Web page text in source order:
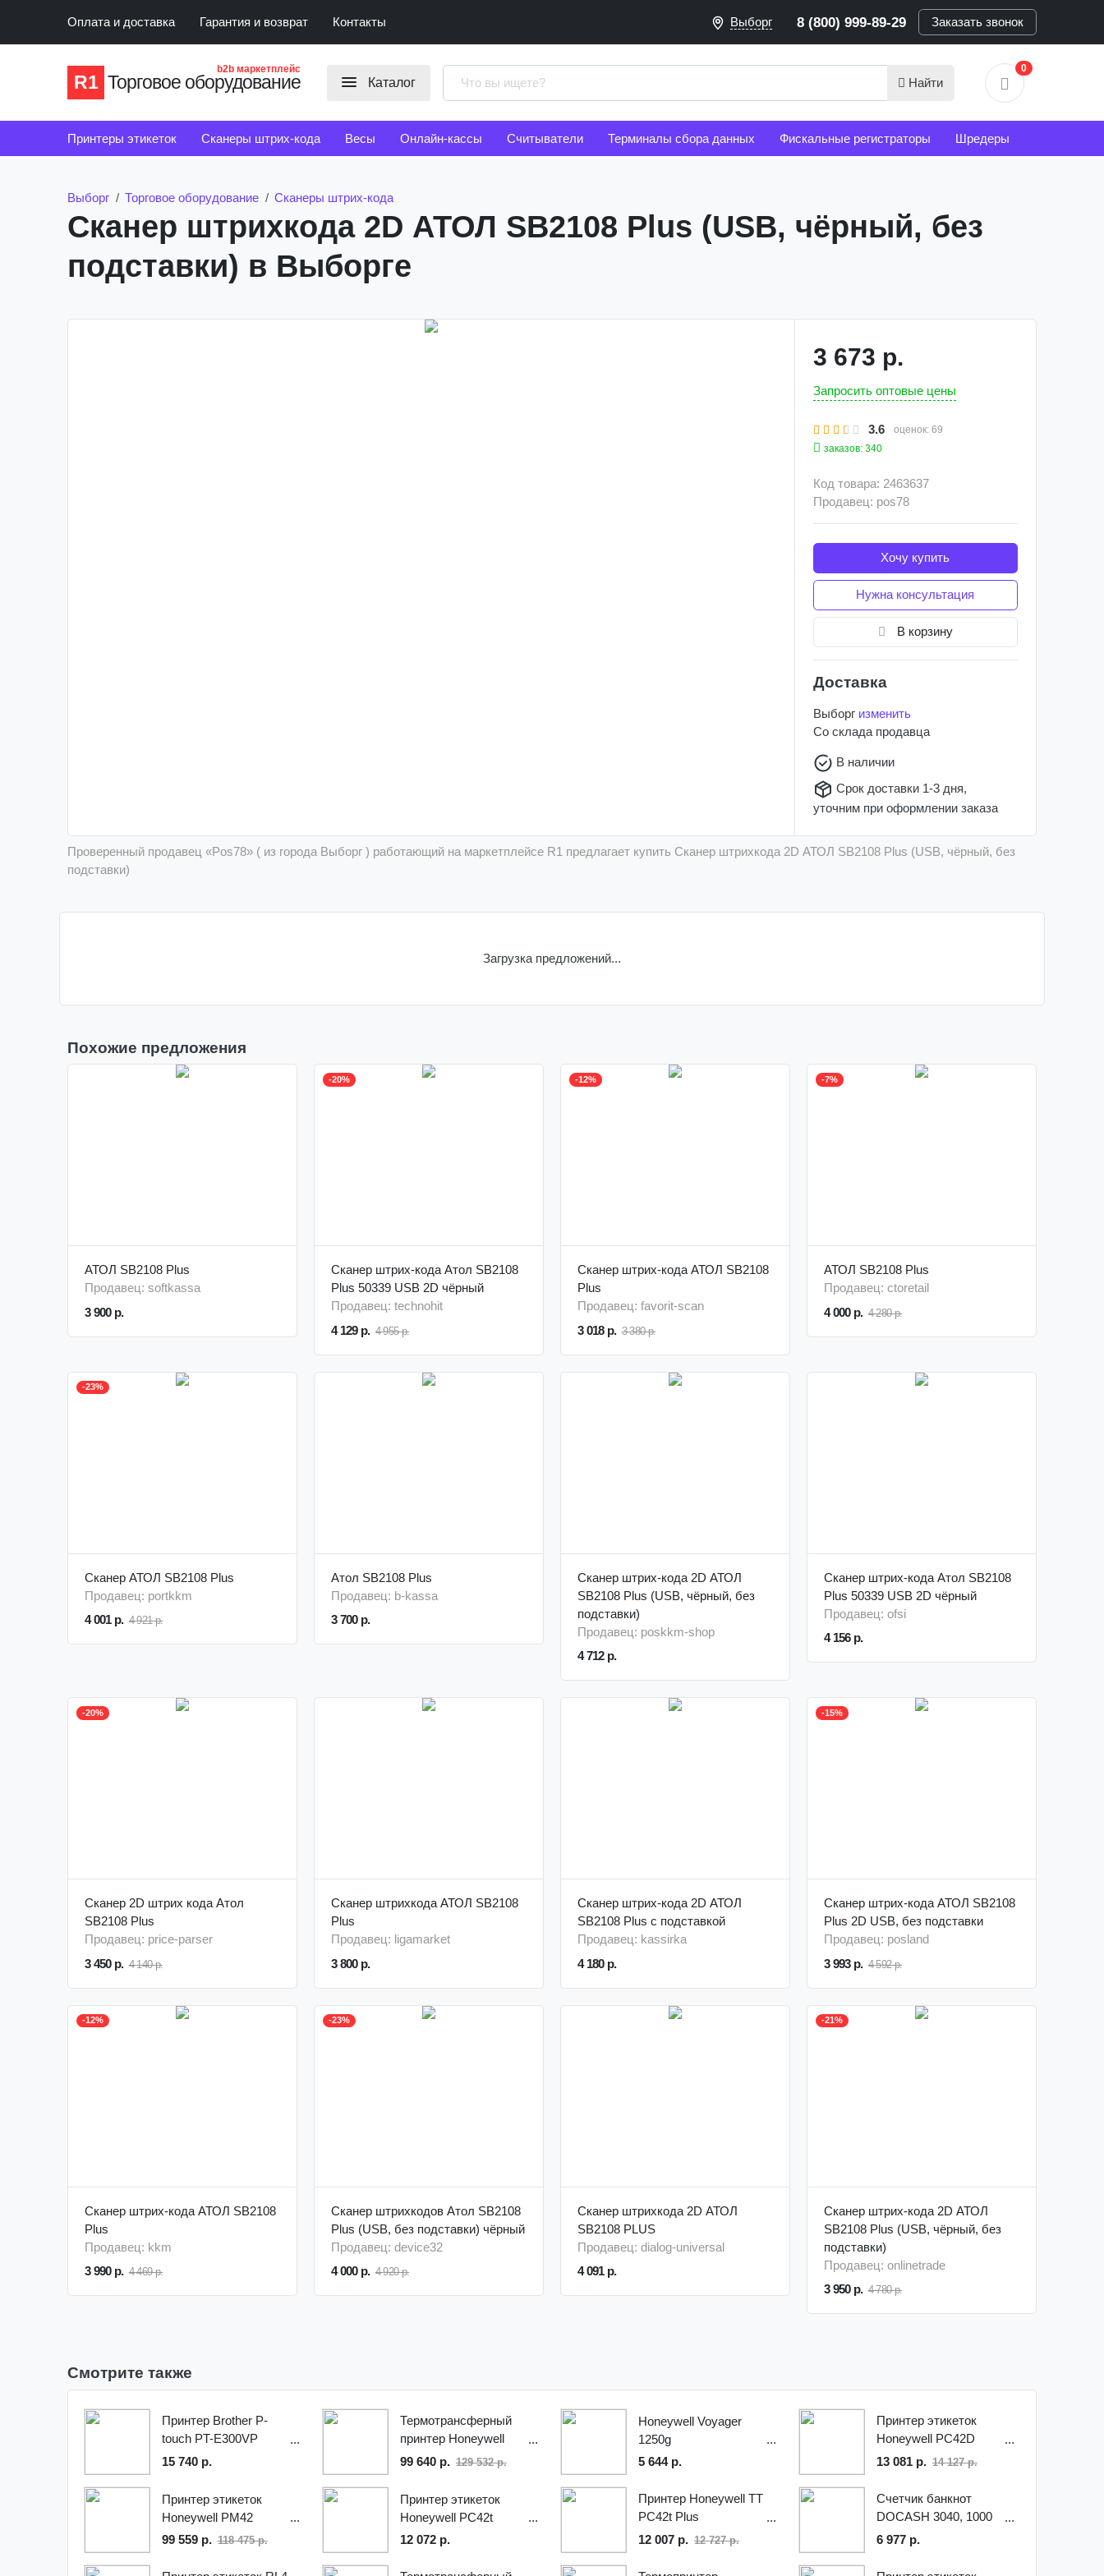
Оплата и доставка Гарантия и возврат Контакты Выборг 8 (800) 999-89-29 Заказать звонок
R1 Торговое оборудование
b2b маркетплейс
Каталог Найти
0
Принтеры этикеток Сканеры штрих-кода Весы Онлайн-кассы Считыватели Терминалы сбора данных Фискальные регистраторы Шредеры
Выборг Торговое оборудование Сканеры штрих-кода
Сканер штрихкода 2D АТОЛ SB2108 Plus (USB, чёрный, без
подставки) в Выборге
3 673 р.
Запросить оптовые цены
3.6 оценок: 69
заказов: 340
Код товара: 2463637
Продавец: pos78
Хочу купить
Нужна консультация
В корзину
Доставка
Выборг изменить
Со склада продавца
В наличии
Срок доставки 1-3 дня,
уточним при оформлении заказа
Проверенный продавец «Pos78» ( из города Выборг ) работающий на маркетплейсе R1 предлагает купить Сканер штрихкода 2D АТОЛ SB2108 Plus (USB, чёрный, без
подставки)
Загрузка предложений...
Похожие предложения
АТОЛ SB2108 Plus
Продавец: softkassa
3 900 р.
-20%
Сканер штрих-кода Атол SB2108
Plus 50339 USB 2D чёрный
Продавец: technohit
4 129 р. 4 955 р.
-12%
Сканер штрих-кода АТОЛ SB2108
Plus
Продавец: favorit-scan
3 018 р. 3 380 р.
-7%
АТОЛ SB2108 Plus
Продавец: ctoretail
4 000 р. 4 280 р.
-23%
Сканер АТОЛ SB2108 Plus
Продавец: portkkm
4 001 р. 4 921 р.
Атол SB2108 Plus
Продавец: b-kassa
3 700 р.
Сканер штрих-кода 2D АТОЛ
SB2108 Plus (USB, чёрный, без
подставки)
Продавец: poskkm-shop
4 712 р.
Сканер штрих-кода Атол SB2108
Plus 50339 USB 2D чёрный
Продавец: ofsi
4 156 р.
-20%
Сканер 2D штрих кода Атол
SB2108 Plus
Продавец: price-parser
3 450 р. 4 140 р.
Сканер штрихкода АТОЛ SB2108
Plus
Продавец: ligamarket
3 800 р.
Сканер штрих-кода 2D АТОЛ
SB2108 Plus с подставкой
Продавец: kassirka
4 180 р.
-15%
Сканер штрих-кода АТОЛ SB2108
Plus 2D USB, без подставки
Продавец: posland
3 993 р. 4 592 р.
-12%
Сканер штрих-кода АТОЛ SB2108
Plus
Продавец: kkm
3 990 р. 4 469 р.
-23%
Сканер штрихкодов Атол SB2108
Plus (USB, без подставки) чёрный
Продавец: device32
4 000 р. 4 920 р.
Сканер штрихкода 2D АТОЛ
SB2108 PLUS
Продавец: dialog-universal
4 091 р.
-21%
Сканер штрих-кода 2D АТОЛ
SB2108 Plus (USB, чёрный, без
подставки)
Продавец: onlinetrade
3 950 р. 4 780 р.
Смотрите также
Принтер Brother P-
touch PT-E300VP
переносной
цвет оранжевый/
черный
15 740 р.
Термотрансферный
принтер Honeywell
PM42, PM42205003
99 640 р. 129 532 р.
Honeywell Voyager
1250g
5 644 р.
Принтер этикеток
Honeywell PC42D
USB, USB-Host, БП
13 081 р. 14 127 р.
Принтер этикеток
Honeywell PM42
99 559 р. 118 475 р.
Принтер этикеток
Honeywell PC42t
12 072 р.
Принтер Honeywell TT
PC42t Plus
PC42TPE01013
12 007 р. 12 727 р.
Счетчик банкнот
DOCASH 3040, 1000
банкнот/мин, фасовка
6 977 р.